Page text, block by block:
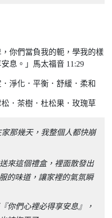
你們當負我的軛，學我的樣
息。」馬太福音 11:29
淨化．平衡．舒緩．柔和
．茶樹．杜松果．玫瑰草
那幾天，我整個人都快崩
來這個禮盒，裡面散發出
的味道，讓家裡的氣氛瞬
你們心裡必得享安息』，